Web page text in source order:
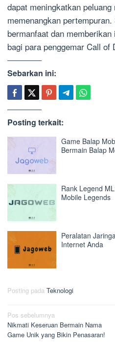
dapat meningkatkan
memenangkan
bermanfaat dan
bagi para penggemar Call of
Sebarkan ini:
Posting terkait:
Game Balap
Bermain Balap
Rank Legend
Mobile Legends
Peralatan
Internet Anda
Posting pada Teknologi
Navigasi
pos
Pos sebelumnya
Nikmati Keseruan Bermain Nama
Game Unik yang Bikin Penasaran!